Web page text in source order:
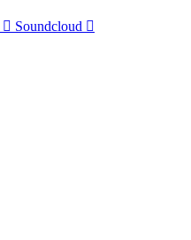
Soundcloud